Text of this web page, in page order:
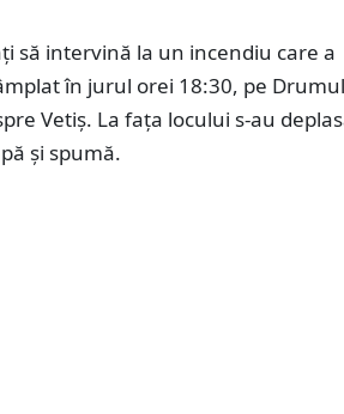
să intervină la un incendiu care a
în jurul orei 18:30, pe Drumul
Vetiș. La fața locului s-au
și spumă.